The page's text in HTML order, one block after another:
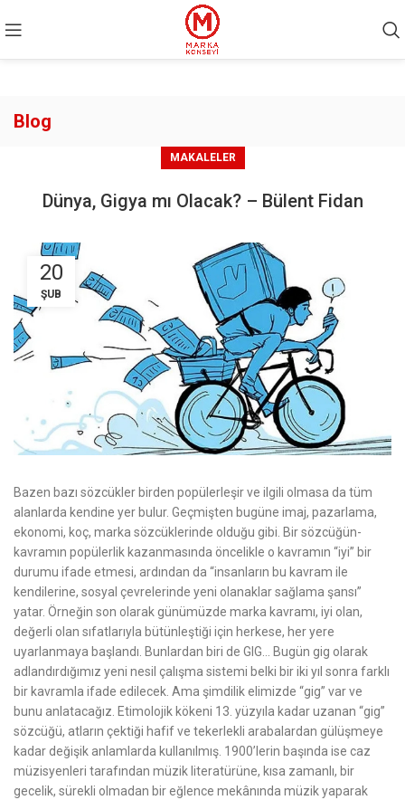
Blog
MAKALELER
Dünya, Gigya mı Olacak? – Bülent Fidan
20
ŞUB
Bazen bazı sözcükler birden popülerleşir ve ilgili olmasa da tüm
alanlarda kendine yer bulur. Geçmişten bugüne imaj, pazarlama,
ekonomi, koç, marka sözcüklerinde olduğu gibi. Bir sözcüğün-
kavramın popülerlik kazanmasında öncelikle o kavramın “iyi” bir
durumu ifade etmesi, ardından da “insanların bu kavram ile
kendilerine, sosyal çevrelerinde yeni olanaklar sağlama şansı”
yatar. Örneğin son olarak günümüzde marka kavramı, iyi olan,
değerli olan sıfatlarıyla bütünleştiği için herkese, her yere
uyarlanmaya başlandı. Bunlardan biri de GIG… Bugün gig olarak
adlandırdığımız yeni nesil çalışma sistemi belki bir iki yıl sonra farklı
bir kavramla ifade edilecek. Ama şimdilik elimizde “gig” var ve
bunu anlatacağız. Etimolojik kökeni 13. yüzyıla kadar uzanan “gig”
sözcüğü, atların çektiği hafif ve tekerlekli arabalardan gülüşmeye
kadar değişik anlamlarda kullanılmış. 1900’lerin başında ise caz
müzisyenleri tarafından müzik literatürüne, kısa zamanlı, bir
gecelik, sürekli olmadan bir eğlence mekânında müzik yaparak